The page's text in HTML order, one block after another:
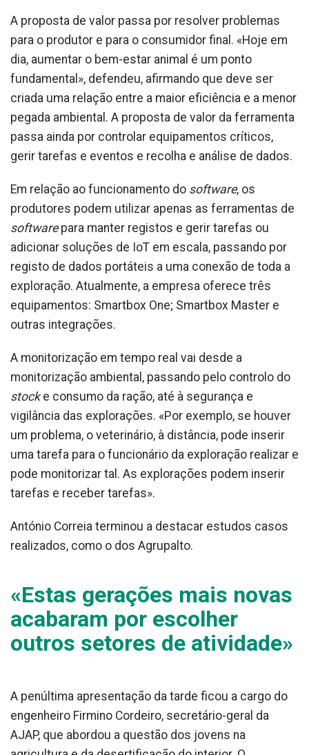
A proposta de valor passa por resolver problemas
para o produtor e para o consumidor final. «Hoje em
dia, aumentar o bem-estar animal é um ponto
fundamental», defendeu, afirmando que deve ser
criada uma relação entre a maior eficiência e a menor
pegada ambiental. A proposta de valor da ferramenta
passa ainda por controlar equipamentos críticos,
gerir tarefas e eventos e recolha e análise de dados.
Em relação ao funcionamento do software, os
produtores podem utilizar apenas as ferramentas de
softwarepara manter registos e gerir tarefas ou
adicionar soluções de IoT em escala, passando por
registo de dados portáteis a uma conexão de toda a
exploração. Atualmente, a empresa oferece três
equipamentos: Smartbox One; Smartbox Master e
outras integrações.
A monitorização em tempo real vai desde a
monitorização ambiental, passando pelo controlo do
stocke consumo da ração, até à segurança e
vigilância das explorações. «Por exemplo, se houver
um problema, o veterinário, à distância, pode inserir
uma tarefa para o funcionário da exploração realizar e
pode monitorizar tal. As explorações podem inserir
tarefas e receber tarefas».
António Correia terminou a destacar estudos casos
realizados, como o dos Agrupalto.
«Estas gerações mais novas
acabaram por escolher
outros setores de atividade»
A penúltima apresentação da tarde ficou a cargo do
engenheiro Firmino Cordeiro, secretário-geral da
AJAP, que abordou a questão dos jovens na